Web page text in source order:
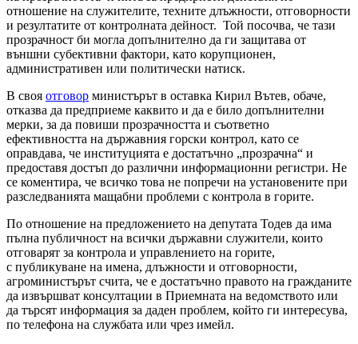
отношение на служителите, техните длъжности, отговорности
и резултатите от контролната дейност. Той посочва, че тази
прозрачност би могла допълнително да ги защитава от
външни субективни фактори, като корупционен,
административен или политически натиск.
В своя отговор министърът в оставка Кирил Вътев, обаче,
отказва да предприеме каквито и да е било допълнителни
мерки, за да повиши прозрачността и съответно
ефективността на държавния горски контрол, като се
оправдава, че институцията е достатъчно „прозрачна“ и
предоставя достъп до различни информационни регистри. Не
се коментира, че всичко това не попречи на установените при
разследванията мащабни проблеми с контрола в горите.
По отношение на предложението на депутата Тодев да има
пълна публичност на всички държавни служители, които
отговарят за контрола и управлението на горите,
с публикуване на имена, длъжности и отговорности,
агроминистърът счита, че е достатъчно правото на гражданите
да извършват консултации в Приемната на ведомството или
да търсят информация за даден проблем, който ги интересува,
по телефона на службата или чрез имейл.